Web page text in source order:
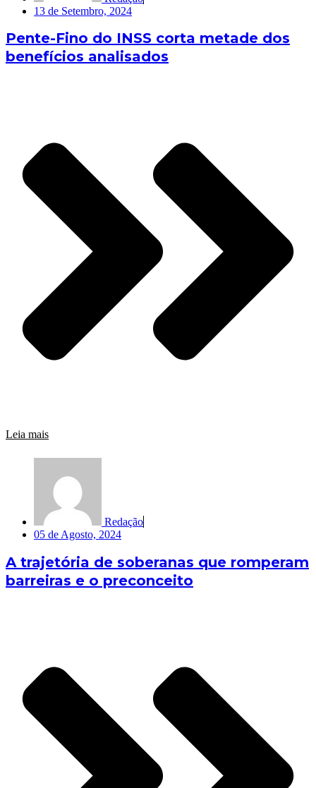
13 de Setembro, 2024
Pente-Fino do INSS corta metade dos
benefícios analisados
Leia mais
Redação
05 de Agosto, 2024
A trajetória de soberanas que romperam
barreiras e o preconceito